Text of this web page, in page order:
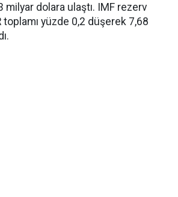
dolara ulaştı. IMF rezerv
toplamı yüzde 0,2 düşerek 7,68